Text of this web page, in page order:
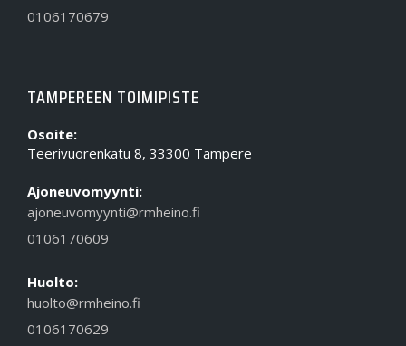
0106170679
TAMPEREEN TOIMIPISTE
Osoite:
Teerivuorenkatu 8, 33300 Tampere
Ajoneuvomyynti:
ajoneuvomyynti@rmheino.fi
0106170609
Huolto:
huolto@rmheino.fi
0106170629